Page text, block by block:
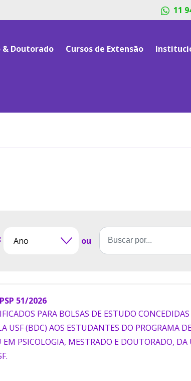
11
Doutorado Cursos de Extensão
devem ter o mesmo numero de
ou
51/2026
PARA BOLSAS DE ESTUDO
USF (BDC) AOS ESTUDANTES DO PROGRAMA
EM PSICOLOGIA, MESTRADO E DOUTORADO, DA